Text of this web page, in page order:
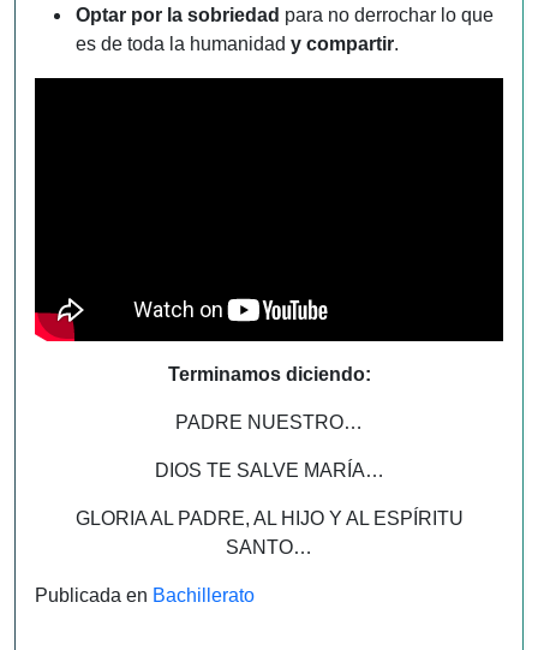
Optar por la sobriedad para no derrochar lo que
es de toda la humanidad y compartir.
Terminamos diciendo:
PADRE NUESTRO…
DIOS TE SALVE MARÍA…
GLORIA AL PADRE, AL HIJO Y AL ESPÍRITU
SANTO…
Publicada en Bachillerato